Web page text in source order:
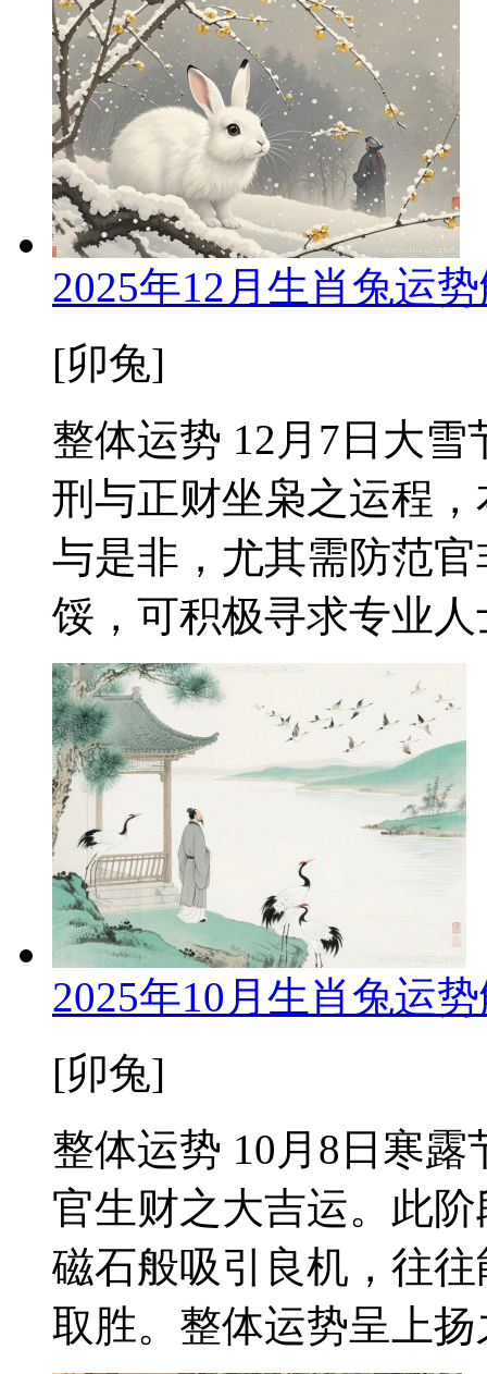
2025年12月生肖兔运
[卯兔]
整体运势 12月7日大
刑与正财坐枭之运程
与是非，尤其需防范
馁，可积极寻求专业
2025年10月生肖兔运
[卯兔]
整体运势 10月8日寒
官生财之大吉运。此
磁石般吸引良机，往
取胜。整体运势呈上